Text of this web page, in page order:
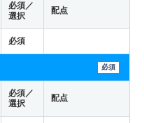
必須／
選択
配点
必須
必須
必須／
選択
配点